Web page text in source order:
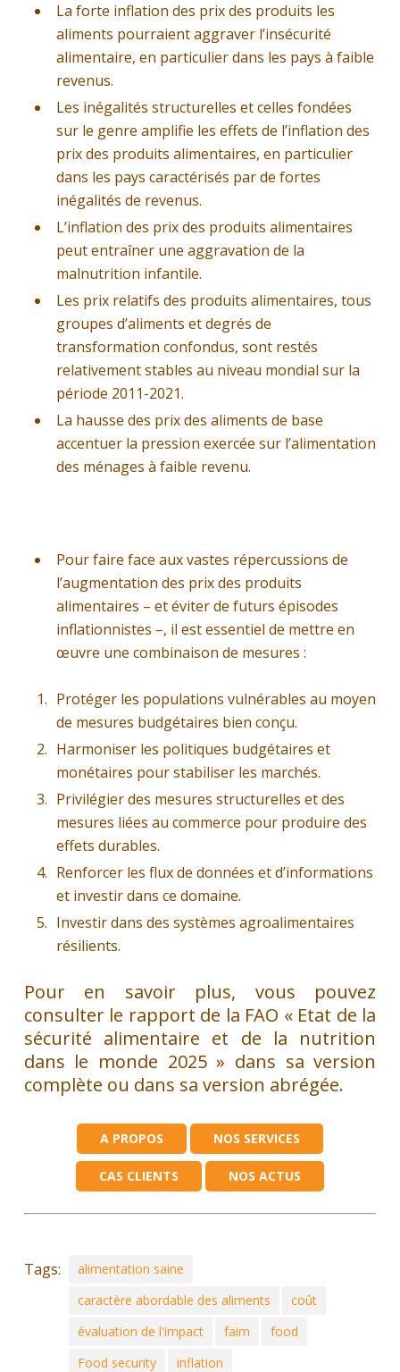
La forte inflation des prix des produits les
aliments pourraient aggraver l’insécurité
alimentaire, en particulier dans les pays à faible
revenus.
Les inégalités structurelles et celles fondées
sur le genre amplifie les effets de l’inflation des
prix des produits alimentaires, en particulier
dans les pays caractérisés par de fortes
inégalités de revenus.
L’inflation des prix des produits alimentaires
peut entraîner une aggravation de la
malnutrition infantile.
Les prix relatifs des produits alimentaires, tous
groupes d’aliments et degrés de
transformation confondus, sont restés
relativement stables au niveau mondial sur la
période 2011-2021.
La hausse des prix des aliments de base
accentuer la pression exercée sur l’alimentation
des ménages à faible revenu.
Pour faire face aux vastes répercussions de
l’augmentation des prix des produits
alimentaires – et éviter de futurs épisodes
inflationnistes –, il est essentiel de mettre en
œuvre une combinaison de mesures :
Protéger les populations vulnérables au moyen
de mesures budgétaires bien conçu.
Harmoniser les politiques budgétaires et
monétaires pour stabiliser les marchés.
Privilégier des mesures structurelles et des
mesures liées au commerce pour produire des
effets durables.
Renforcer les flux de données et d’informations
et investir dans ce domaine.
Investir dans des systèmes agroalimentaires
résilients.
Pour en savoir plus, vous pouvez
consulter le rapport de la FAO « Etat de la
sécurité alimentaire et de la nutrition
dans le monde 2025 » dans sa version
complète ou dans sa version abrégée.
A PROPOS NOS SERVICES
CAS CLIENTS NOS ACTUS
Tags:
alimentation saine
caractère abordable des aliments
coût
évaluation de l'impact
faim
food
Food security
inflation